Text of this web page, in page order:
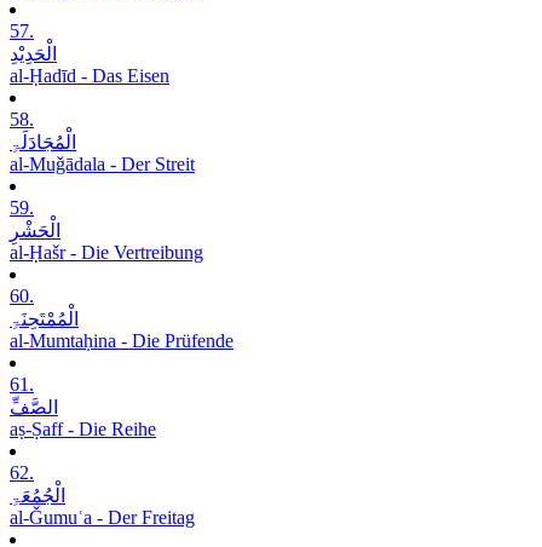
57.
الْحَدِیْدِ
al-Ḥadīd - Das Eisen
58.
الْمُجَادَلَۃِ
al-Muǧādala - Der Streit
59.
الْحَشْرِ
al-Ḥašr - Die Vertreibung
60.
الْمُمْتَحِنَۃِ
al-Mumtaḥina - Die Prüfende
61.
الصَّفِّ
aṣ-Ṣaff - Die Reihe
62.
الْجُمُعَۃِ
al-Ǧumuʿa - Der Freitag